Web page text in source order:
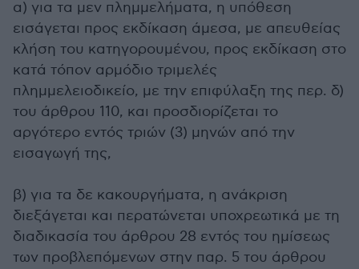
α) για τα μεν πλημμελήματα, η υπόθεση
εισάγεται προς εκδίκαση άμεσα, με απευθείας
κλήση του κατηγορουμένου, προς εκδίκαση στο
κατά τόπον αρμόδιο τριμελές
πλημμελειοδικείο, με την επιφύλαξη της περ. δ)
του άρθρου 110, και προσδιορίζεται το
αργότερο εντός τριών (3) μηνών από την
εισαγωγή της,
β) για τα δε κακουργήματα, η ανάκριση
διεξάγεται και περατώνεται υποχρεωτικά με τη
διαδικασία του άρθρου 28 εντός του ημίσεως
των προβλεπόμενων στην παρ. 5 του άρθρου